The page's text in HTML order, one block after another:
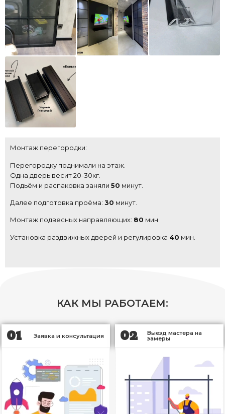
Монтаж перегородки:
Перегородку поднимали на этаж.
Одна дверь весит 20-30кг.
Подьём и распаковка заняли 50 минут.
Далее подготовка проёма: 30 минут.
Монтаж подвесных направляющих: 80 мин
Установка раздвижных дверей и регулировка 40 мин.
КАК МЫ РАБОТАЕМ:
01 Заявка и консультация​ 02 Выезд мастера на
замеры